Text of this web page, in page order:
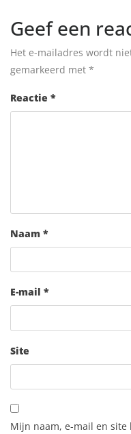
Geef een
Het e-mailadres wordt
gemarkeerd met *
Reactie *
Naam *
E-mail *
Site
Mijn naam, e-mail en